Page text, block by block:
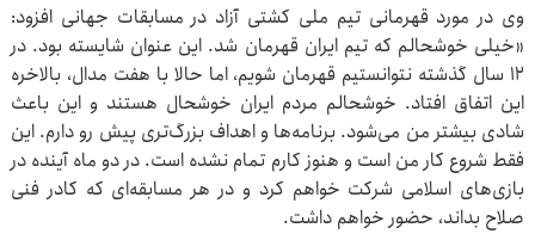
وی در مورد قهرمانی تیم ملی کشتی آزاد در مسابقات جهانی افزود:
«خیلی خوشحالم که تیم ایران قهرمان شد. این عنوان شایسته بود. در
۱۲ سال گذشته نتوانستیم قهرمان شویم، اما حالا با هفت مدال، بالاخره
این اتفاق افتاد. خوشحالم مردم ایران خوشحال هستند و این باعث
شادی بیشتر من می‌شود. برنامه‌ها و اهداف بزرگ‌تری پیش رو دارم. این
فقط شروع کار من است و هنوز کارم تمام نشده است. در دو ماه آینده در
بازی‌های اسلامی شرکت خواهم کرد و در هر مسابقه‌ای که کادر فنی
صلاح بداند، حضور خواهم داشت.